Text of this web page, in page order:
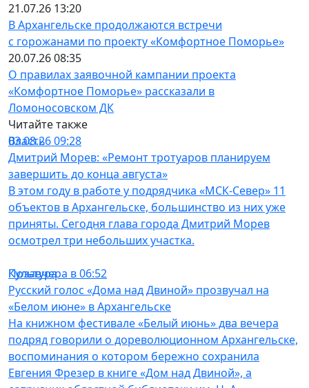
21.07.26 13:20
В Архангельске продолжаются встречи
с горожанами по проекту «Комфортное Поморье»
20.07.26 08:35
О правилах заявочной кампании проекта
«Комфортное Поморье» рассказали в
Ломоносовском ДК
Читайте также
Власть
03.08.26 09:28
Дмитрий Морев: «Ремонт тротуаров планируем
завершить до конца августа»
В этом году в работе у подрядчика «МСК-Север» 11
объектов в Архангельске, большинство из них уже
приняты. Сегодня глава города Дмитрий Морев
осмотрел три небольших участка.
Культура
Позавчера в 06:52
Русский голос «Дома над Двиной» прозвучал на
«Белом июне» в Архангельске
На книжном фестивале «Белый июнь» два вечера
подряд говорили о дореволюционном Архангельске,
воспоминания о котором бережно сохранила
Евгения Фрезер в книге «Дом над Двиной», а